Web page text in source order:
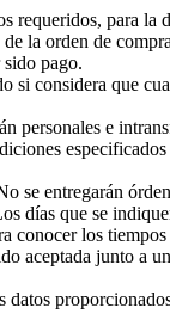
requeridos, para
la orden de
pago.
considera que
personales e
entregarán
días que se
los
aceptada junto a